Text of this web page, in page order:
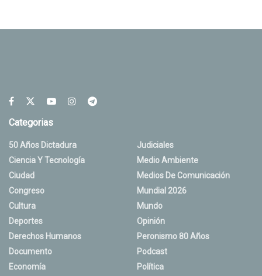
Categorias
50 Años Dictadura
Ciencia Y Tecnología
Ciudad
Congreso
Cultura
Deportes
Derechos Humanos
Documento
Economía
Judiciales
Medio Ambiente
Medios De Comunicación
Mundial 2026
Mundo
Opinión
Peronismo 80 Años
Podcast
Política